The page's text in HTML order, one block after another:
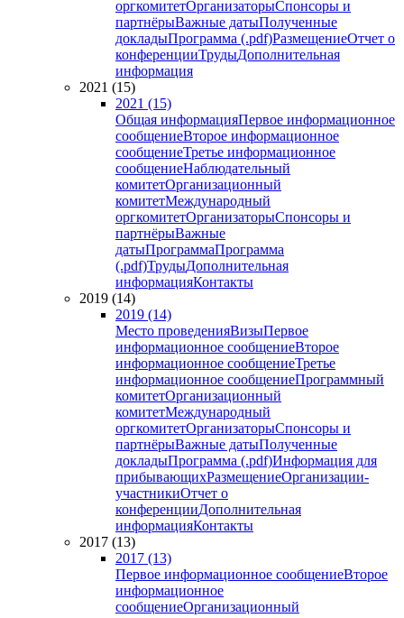
оргкомитетОрганизаторыСпонсоры и
партнёрыВажные датыПолученные
докладыПрограмма (.pdf)РазмещениеОтчет о
конференцииТрудыДополнительная
информация
2021 (15)
2021 (15)
Общая информацияПервое информационное
сообщениеВторое информационное
сообщениеТретье информационное
сообщениеНаблюдательный
комитетОрганизационный
комитетМеждународный
оргкомитетОрганизаторыСпонсоры и
партнёрыВажные
датыПрограммаПрограмма
(.pdf)ТрудыДополнительная
информацияКонтакты
2019 (14)
2019 (14)
Место проведенияВизыПервое
информационное сообщениеВторое
информационное сообщениеТретье
информационное сообщениеПрограммный
комитетОрганизационный
комитетМеждународный
оргкомитетОрганизаторыСпонсоры и
партнёрыВажные датыПолученные
докладыПрограмма (.pdf)Информация для
прибывающихРазмещениеОрганизации-
участникиОтчет о
конференцииДополнительная
информацияКонтакты
2017 (13)
2017 (13)
Первое информационное сообщениеВторое
информационное
сообщениеОрганизационный